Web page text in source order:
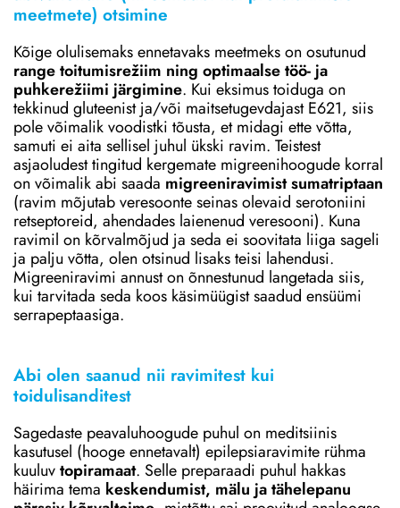
meetmete) otsimine
Kõige olulisemaks ennetavaks meetmeks on osutunud
range toitumisrežiim ning optimaalse töö- ja
puhkerežiimi järgimine. Kui eksimus toiduga on
tekkinud gluteenist ja/või maitsetugevdajast E621, siis
pole võimalik voodistki tõusta, et midagi ette võtta,
samuti ei aita sellisel juhul ükski ravim. Teistest
asjaoludest tingitud kergemate migreenihoogude korral
on võimalik abi saada migreeniravimist sumatriptaan
(ravim mõjutab veresoonte seinas olevaid serotoniini
retseptoreid, ahendades laienenud veresooni). Kuna
ravimil on kõrvalmõjud ja seda ei soovitata liiga sageli
ja palju võtta, olen otsinud lisaks teisi lahendusi.
Migreeniravimi annust on õnnestunud langetada siis,
kui tarvitada seda koos käsimüügist saadud ensüümi
serrapeptaasiga.
Abi olen saanud nii ravimitest kui
toidulisanditest
Sagedaste peavaluhoogude puhul on meditsiinis
kasutusel (hooge ennetavalt) epilepsiaravimite rühma
kuuluvtopiramaat. Selle preparaadi puhul hakkas
häirima tema keskendumist, mälu ja tähelepanu